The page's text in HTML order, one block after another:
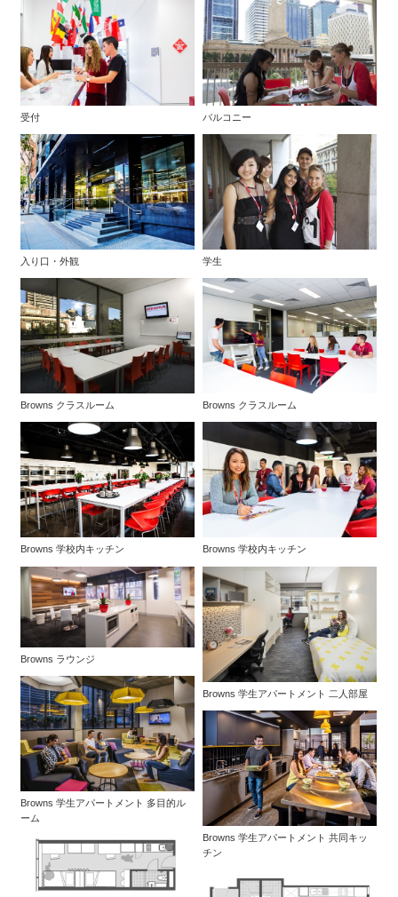
受付 バルコニー
入り口・外観 学生
Browns クラスルーム Browns クラスルーム
Browns 学校内キッチン Browns 学校内キッチン
Browns ラウンジ
Browns 学生アパートメント 二人部屋
Browns 学生アパートメント 多目的ル
ーム
Browns 学生アパートメント 共同キッ
チン